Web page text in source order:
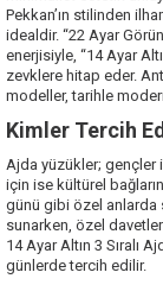
Pekkan’ın stilinden
idealdir. “22 Ayar
enerjisiyle, “14 Ayar
zevklere hitap eder.
modeller, tarihle
Kimler Tercih
Ajda yüzükler; gençler
için ise kültürel
günü gibi özel anlarda
sunarken, özel
14 Ayar Altın 3 Sıralı
günlerde tercih edilir.